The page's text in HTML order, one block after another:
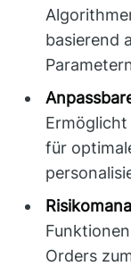
basierend
für
Orders